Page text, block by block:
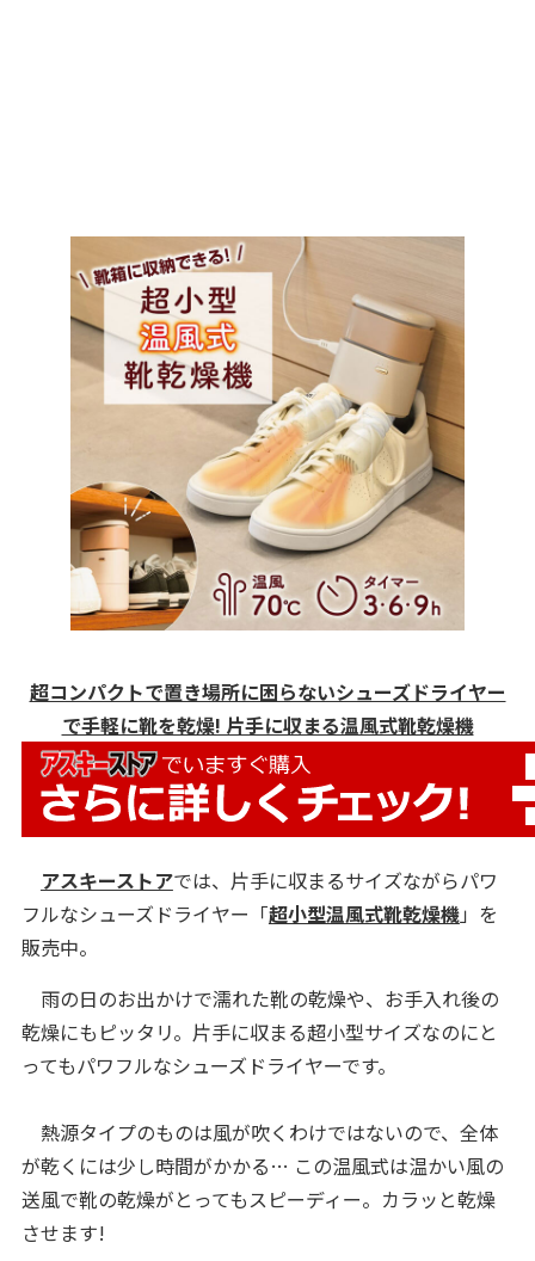
超コンパクトで置き場所に困らないシューズドライヤー
で手軽に靴を乾燥! 片手に収まる温風式靴乾燥機
アスキーストアでは、片手に収まるサイズながらパワ
フルなシューズドライヤー「超小型温風式靴乾燥機」を
販売中。
雨の日のお出かけで濡れた靴の乾燥や、お手入れ後の
乾燥にもピッタリ。片手に収まる超小型サイズなのにと
ってもパワフルなシューズドライヤーです。
熱源タイプのものは風が吹くわけではないので、全体
が乾くには少し時間がかかる… この温風式は温かい風の
送風で靴の乾燥がとってもスピーディー。カラッと乾燥
させます!